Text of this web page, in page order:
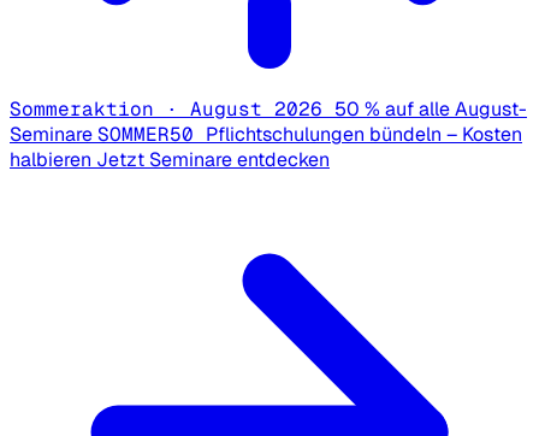
Sommeraktion · August 2026 50 % auf alle August-
SeminareSOMMER50 Pflichtschulungen bündeln – Kosten
halbieren Jetzt Seminare entdecken